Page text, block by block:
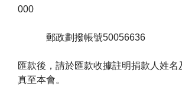
000
郵政劃撥帳號50056636
匯款後，請於匯款收據註明捐款人姓名
真至本會。